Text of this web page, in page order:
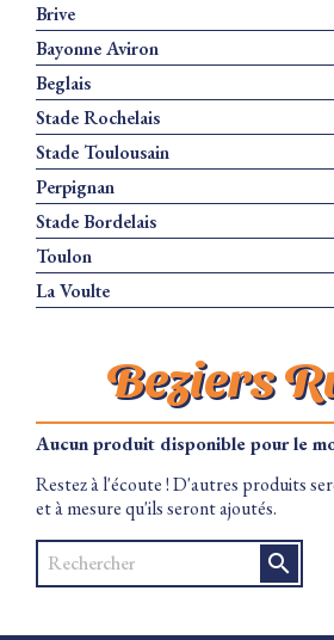
Brive
Bayonne Aviron
Beglais
Stade Rochelais
Stade Toulousain
Perpignan
Stade Bordelais
Toulon
La Voulte
Beziers
Aucun produit disponible pour le
Restez à l'écoute ! D'autres produits
et à mesure qu'ils seront ajoutés.
search